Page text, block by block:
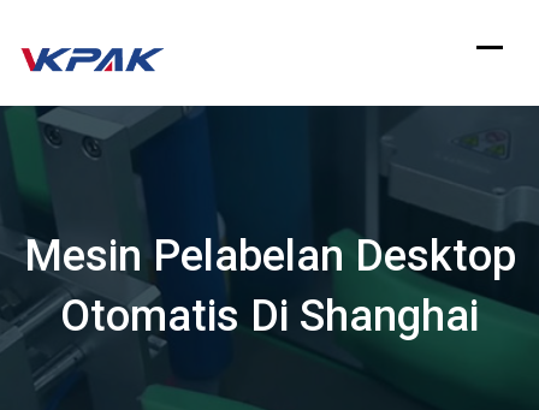
Langsung
Mesin Pelabelan Desktop
Otomatis Di Shanghai